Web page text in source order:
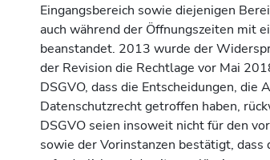
Eingangsbereich sowie diejenigen
auch während der Öffnungszeiten mit
beanstandet. 2013 wurde der
der Revision die Rechtlage vor Mai
DSGVO, dass die Entscheidungen,
Datenschutzrecht getroffen haben,
DSGVO seien insoweit nicht für den
sowie der Vorinstanzen bestätigt,